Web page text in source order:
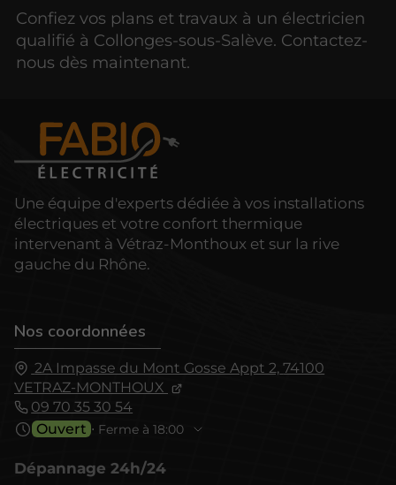
Confiez vos plans et travaux à un électricien
qualifié à Collonges-sous-Salève. Contactez-
nous dès maintenant.
Une équipe d'experts dédiée à vos installations
électriques et votre confort thermique
intervenant à Vétraz-Monthoux et sur la rive
gauche du Rhône.
Nos coordonnées
2A Impasse du Mont Gosse Appt 2, 74100
VETRAZ-MONTHOUX
09 70 35 30 54
Ouvert ⋅ Ferme à 18:00
Dépannage 24h/24